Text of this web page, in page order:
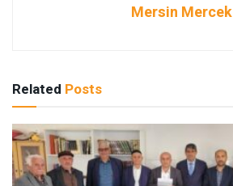
Mersin Mercek
Related Posts